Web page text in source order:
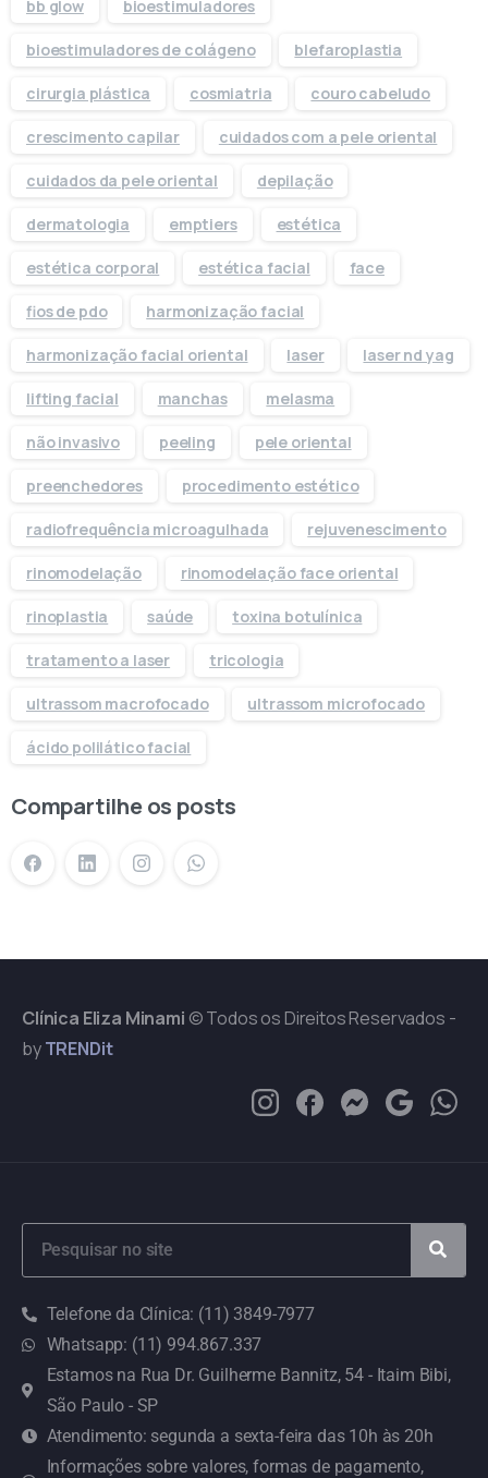
bb glow bioestimuladores
bioestimuladores de colágeno blefaroplastia
cirurgia plástica cosmiatria couro cabeludo
crescimento capilar cuidados com a pele oriental
cuidados da pele oriental depilação
dermatologia emptiers estética
estética corporal estética facial face
fios de pdo harmonização facial
harmonização facial oriental laser laser nd yag
lifting facial manchas melasma
não invasivo peeling pele oriental
preenchedores procedimento estético
radiofrequência microagulhada rejuvenescimento
rinomodelação rinomodelação face oriental
rinoplastia saúde toxina botulínica
tratamento a laser tricologia
ultrassom macrofocado ultrassom microfocado
ácido polilático facial
Compartilhe os posts
Clínica Eliza Minami © Todos os Direitos Reservados -
byTRENDit
Telefone da Clínica: (11) 3849-7977
Whatsapp: (11) 994.867.337
Estamos na Rua Dr. Guilherme Bannitz, 54 - Itaim Bibi,
São Paulo - SP
Atendimento: segunda a sexta-feira das 10h às 20h
Informações sobre valores, formas de pagamento,